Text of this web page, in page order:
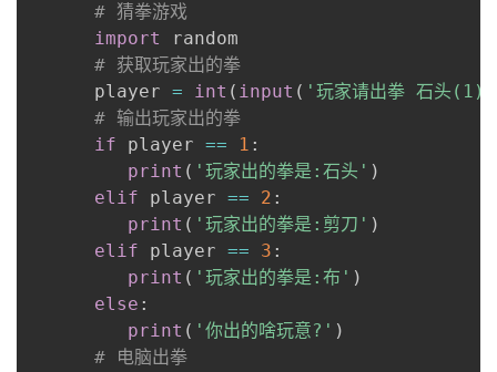
# 猜拳游戏
import
random
# 获取玩家出的拳
      player
= int ( input ( '玩家请出拳 石头
# 输出玩家出的拳
if player == 1 :
print ( '玩家出的拳是:石头' )
elif player == 2 :
print ( '玩家出的拳是:剪刀' )
elif player == 3 :
print ( '玩家出的拳是:布' )
else :
print ( '你出的啥玩意?' )
# 电脑出拳